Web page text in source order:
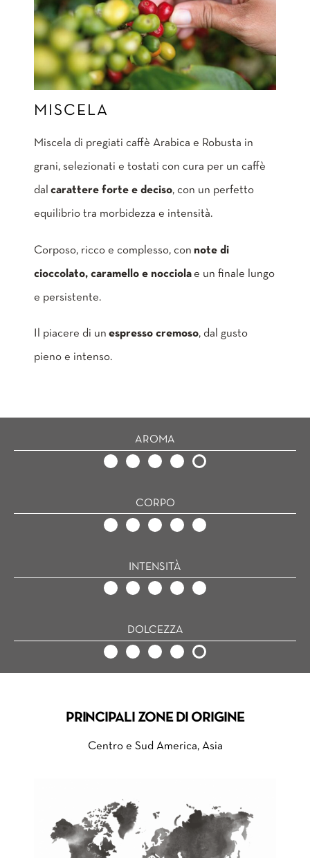
MISCELA
Miscela di pregiati caffè Arabica e Robusta in
grani, selezionati e tostati con cura per un caffè
dal carattere forte e deciso, con un perfetto
equilibrio tra morbidezza e intensità.
Corposo, ricco e complesso, con note di
cioccolato, caramello e nocciola e un finale lungo
e persistente.
Il piacere di un espresso cremoso, dal gusto
pieno e intenso.
AROMA
CORPO
INTENSITÀ
DOLCEZZA
PRINCIPALI ZONE DI ORIGINE
Centro e Sud America, Asia